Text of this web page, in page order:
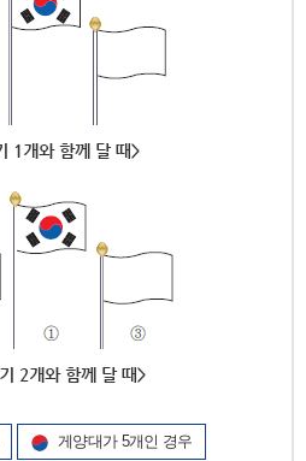
게양대가 5개인 경우